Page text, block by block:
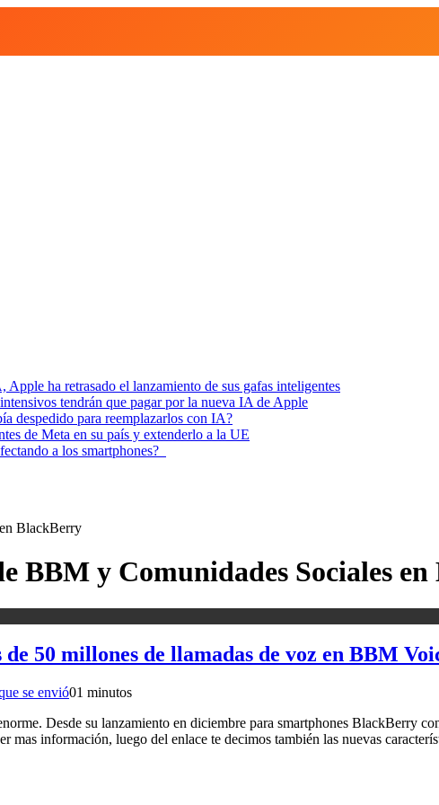
ha retrasado el lanzamiento de sus gafas inteligentes
tendrán que pagar por la nueva IA de Apple
despedido para reemplazarlos con IA?
de Meta en su país y extenderlo a la UE
a los smartphones?
BlackBerry
BBM y Comunidades Sociales
50 millones de llamadas de voz en BBM
se envió01 minutos
Desde su lanzamiento en diciembre para smartphones BlackBerry
información, luego del enlace te decimos también las nuevas